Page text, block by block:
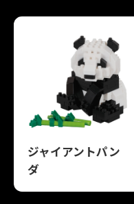
ジャイアントパン
ダ